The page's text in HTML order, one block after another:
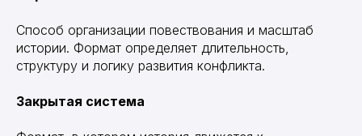
Способ организации повествования и масштаб
истории. Формат определяет длительность,
структуру и логику развития конфликта.
Закрытая система